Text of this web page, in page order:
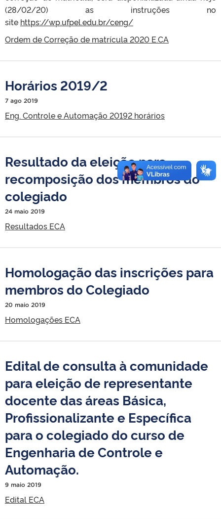
(28/02/20) as instruções no
site https://wp.ufpel.edu.br/ceng/
Ordem de Correção de matrícula 2020 E.CA
Horários 2019/2
7 ago 2019
Eng. Controle e Automação 20192 horários
Resultado da eleição para
recomposição dos membros do
colegiado
24 maio 2019
Resultados ECA
Homologação das inscrições para
membros do Colegiado
20 maio 2019
Homologações ECA
Edital de consulta à comunidade
para eleição de representante
docente das áreas Básica,
Profissionalizante e Específica
para o colegiado do curso de
Engenharia de Controle e
Automação.
9 maio 2019
Edital ECA